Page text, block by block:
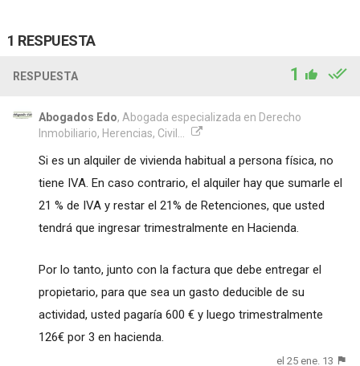
1 RESPUESTA
RESPUESTA 1
Abogados Edo, Abogada especializada en Derecho
Inmobiliario, Herencias, Civil...
Si es un alquiler de vivienda habitual a persona física, no
tiene IVA. En caso contrario, el alquiler hay que sumarle el
21 % de IVA y restar el 21% de Retenciones, que usted
tendrá que ingresar trimestralmente en Hacienda.
Por lo tanto, junto con la factura que debe entregar el
propietario, para que sea un gasto deducible de su
actividad, usted pagaría 600 € y luego trimestralmente
126€ por 3 en hacienda.
el 25 ene. 13